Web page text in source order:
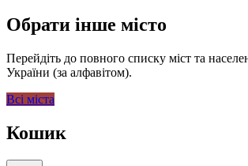
Обрати інше місто
Перейдіть до повного списку міст та
України (за алфавітом).
Всі міста
Кошик